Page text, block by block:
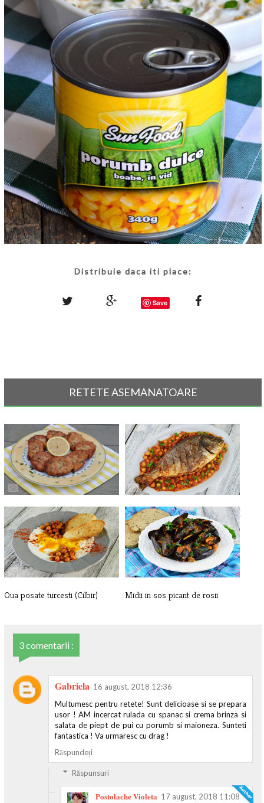
Distribuie daca iti place:
Save
RETETE ASEMANATOARE
Chiftelute de ton
Dorada la cuptor, cu sos de rosii
s[...]
Oua posate turcesti (Cilbir) Midii in sos picant de rosii
3 comentarii :
Gabriela 16 august, 2018 12:36
Multumesc pentru retete! Sunt delicioase si se prepara
usor ! AM incercat rulada cu spanac si crema brinza si
salata de piept de pui cu porumb si maioneza. Sunteti
fantastica ! Va urmaresc cu drag !
Răspundeți
Răspunsuri
Postolache Violeta 17 august, 2018 11:08